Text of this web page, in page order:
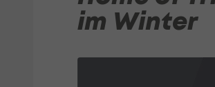
im Winter